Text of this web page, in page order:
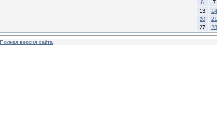
6
7
13
14
20
21
27
28
Полная версия сайта